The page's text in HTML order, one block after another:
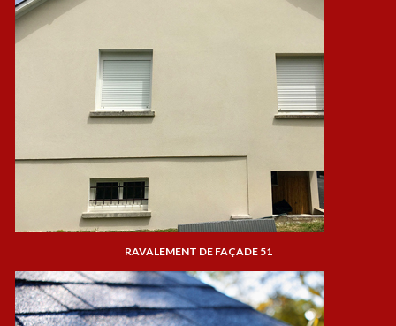
RAVALEMENT DE FAÇADE 51